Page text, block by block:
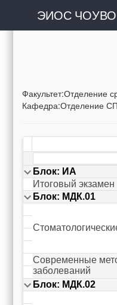
ЭИОС
Факультет:Отделение
Кафедра:Отделение
Блок: ИА
Итоговый экзамен
Блок: МДК.01
Современные
заболеваний
Блок: МДК.02